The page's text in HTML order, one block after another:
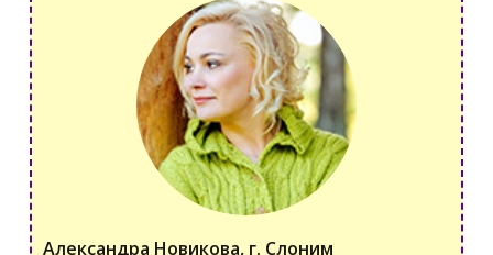
Александра Новикова, г. Слоним